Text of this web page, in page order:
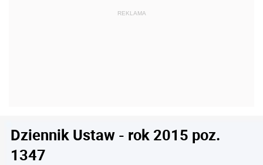
Dziennik Ustaw - rok 2015 poz.
1347